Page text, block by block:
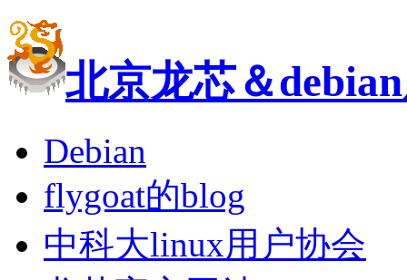
北京龙芯＆
Debian
flygoat的blog
中科大linux用户协会